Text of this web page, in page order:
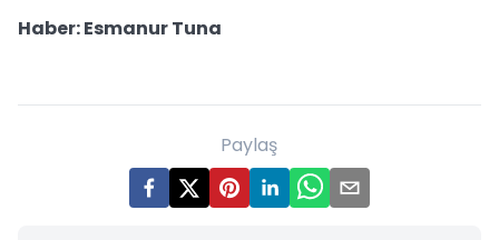
Haber: Esmanur Tuna
Paylaş